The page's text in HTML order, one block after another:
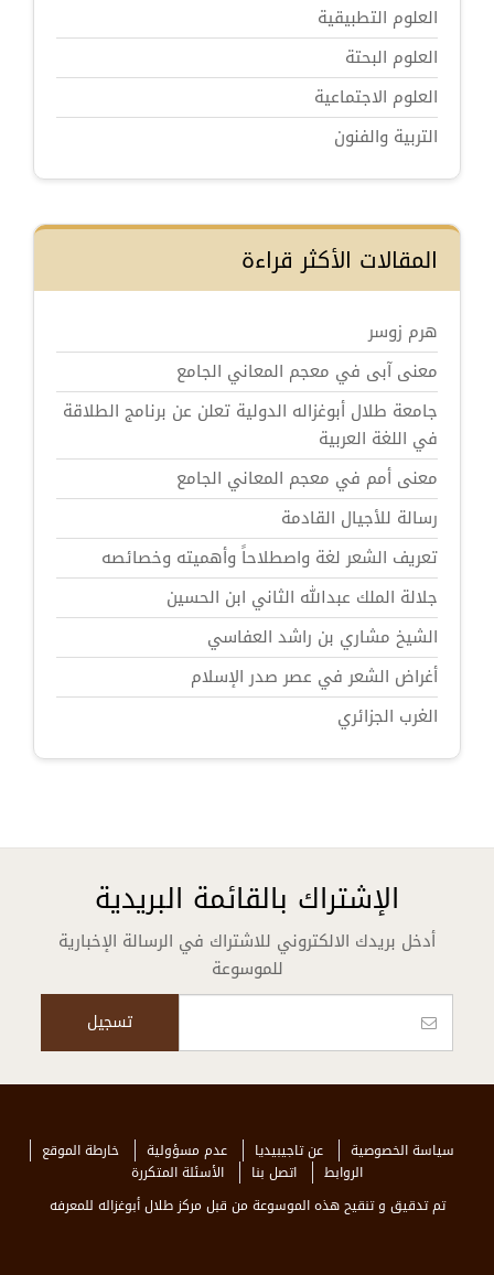
العلوم التطبيقية
العلوم البحتة
العلوم الاجتماعية
التربية والفنون
المقالات الأكثر قراءة
هرم زوسر
معنى آبى في معجم المعاني الجامع
جامعة طلال أبوغزاله الدولية تعلن عن برنامج الطلاقة
في اللغة العربية
معنى أمم في معجم المعاني الجامع
رسالة للأجيال القادمة
تعريف الشعر لغة واصطلاحاً وأهميته وخصائصه
جلالة الملك عبدالله الثاني ابن الحسين
الشيخ مشاري بن راشد العفاسي
أغراض الشعر في عصر صدر الإسلام
الغرب الجزائري
الإشتراك بالقائمة البريدية
أدخل بريدك الالكتروني للاشتراك في الرسالة الإخبارية
للموسوعة
سياسة الخصوصية عن تاجيبيديا عدم مسؤولية
خارطة الموقع
الروابط
اتصل بنا
الأسئلة المتكررة
تم تدقيق و تنقيح هذه الموسوعة من قبل مركز طلال أبوغزاله للمعرفه